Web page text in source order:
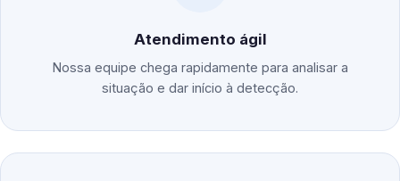
Atendimento ágil
Nossa equipe chega rapidamente para analisar a
situação e dar início à detecção.